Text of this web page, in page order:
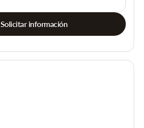
Solicitar información